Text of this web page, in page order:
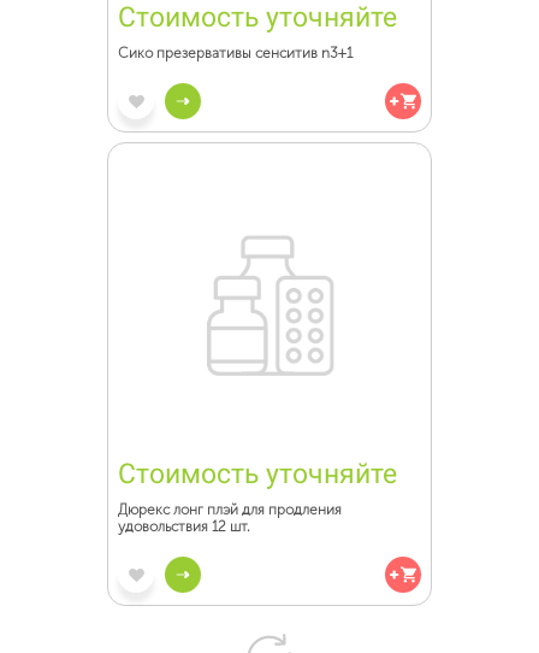
Стоимость уточняйте
Сико презервативы сенситив n3+1
Стоимость уточняйте
Дюрекс лонг плэй для продления
удовольствия 12 шт.